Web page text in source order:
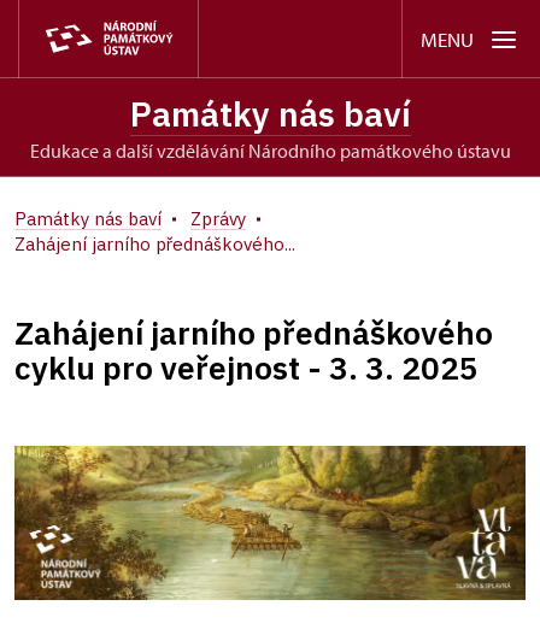
MENU
Památky nás baví
edukace a další vzdělávání Národního památkového ústavu
Památky nás baví
Zprávy
Zahájení jarního přednáškového...
Zahájení jarního přednáškového
cyklu pro veřejnost - 3. 3. 2025